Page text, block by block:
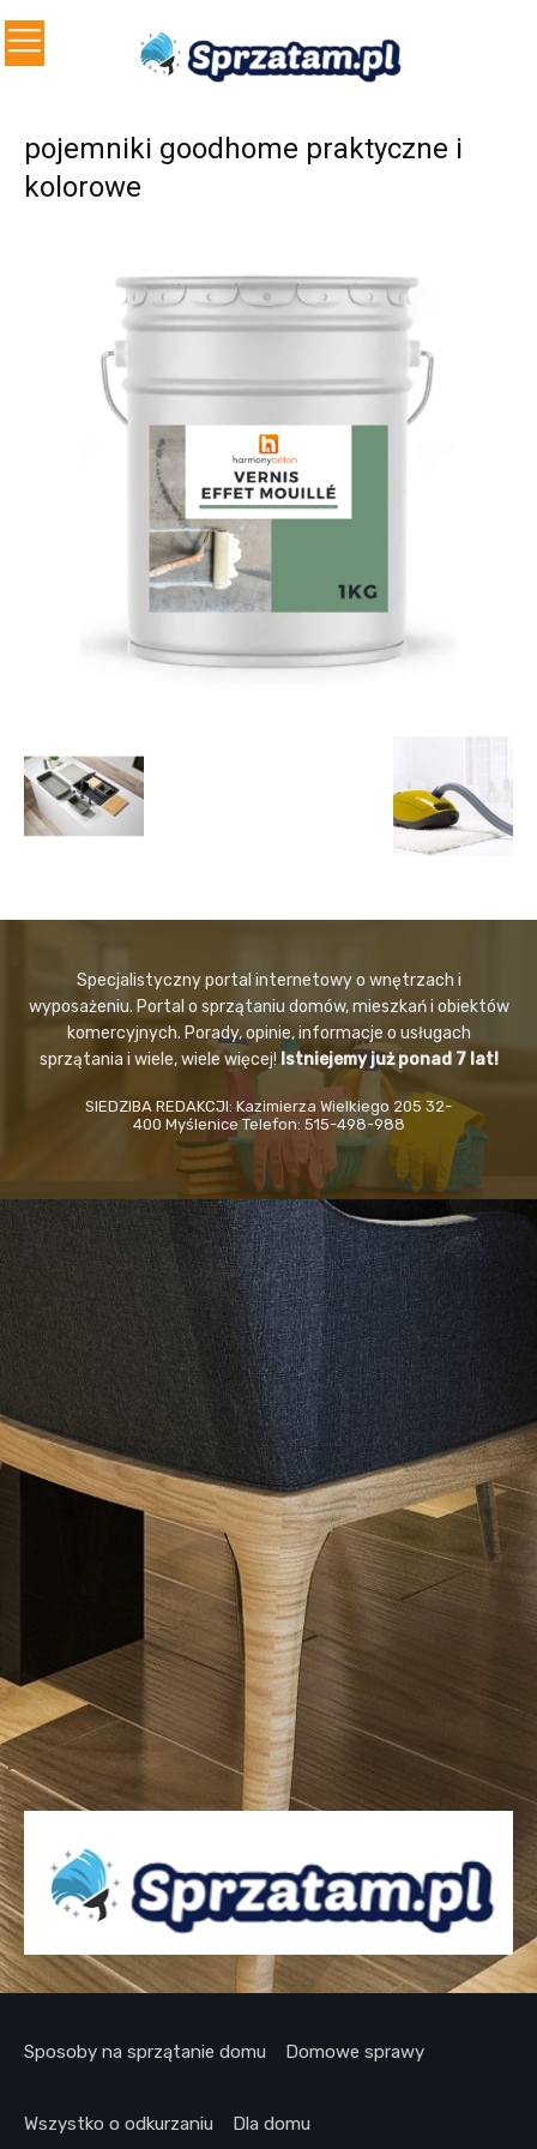
pojemniki goodhome praktyczne i
kolorowe
Specjalistyczny portal internetowy o wnętrzach i
wyposażeniu. Portal o sprzątaniu domów, mieszkań i obiektów
komercyjnych. Porady, opinie, informacje o usługach
sprzątania i wiele, wiele więcej!Istniejemy już ponad 7 lat!
SIEDZIBA REDAKCJI: Kazimierza Wielkiego 205 32-
400 Myślenice Telefon: 515-498-988
Sposoby na sprzątanie domu Domowe sprawy
Wszystko o odkurzaniu Dla domu